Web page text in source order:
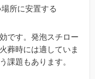
所に安置する
です。発泡スチロー
葬時には適していま
課題もあります。